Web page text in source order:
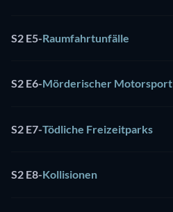
S2 E5-Raumfahrtunfälle
S2 E6-Mörderischer Motorsport
S2 E7-Tödliche Freizeitparks
S2 E8-Kollisionen